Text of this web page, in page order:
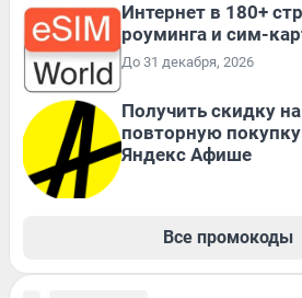
Интернет в 180+
роуминга и сим-
До 31 декабря, 2026
Получить скидку
повторную
Яндекс Афише
Все промокоды